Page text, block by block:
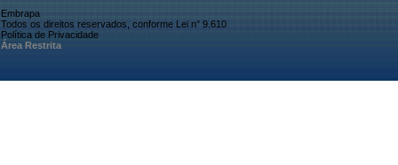
Embrapa
Todos os direitos reservados, conforme Lei n° 9.610
Política de Privacidade
Área Restrita